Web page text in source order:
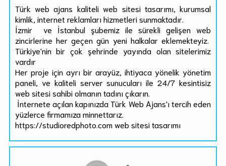
Türk web ajans kaliteli web sitesi tasarımı, kurumsal
kimlik, internet reklamları hizmetleri sunmaktadır.
İzmir ve İstanbul şubemiz ile sürekli gelişen web
zincirlerine her geçen gün yeni halkalar eklemekteyiz.
Türkiye'nin bir çok şehrinde yayında olan sitelerimiz
vardır
Her proje için ayrı bir arayüz, ihtiyaca yönelik yönetim
paneli, ve kaliteli server sunucuları ile 24/7 kesintisiz
web sitesi sahibi olmanın tadını çıkarın.
İnternete açılan kapınızda Türk Web Ajans'ı tercih eden
yüzlerce firmamıza minnettarız.
https://studioredphoto.com web sitesi tasarımı